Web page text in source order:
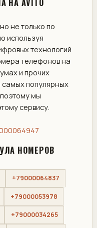
НА AVITO
не только по
используя
технологий
телефонов на
и прочих
самых популярных
мы
сервису.
НОМЕРОВ
+79000064837
+79000053978
+79000034265